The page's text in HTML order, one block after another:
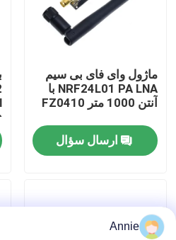
کنترل کیفیت
اخبار
موارد
ماژول برد تقویت کننده
ماژول وای فای بی سیم
NRF24L01 PA LNA با
آنتن 1000 متر FZ0410
ارسال سؤال
Annie